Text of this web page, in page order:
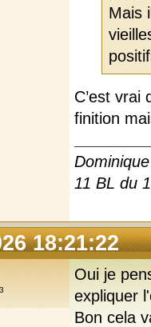
Mais
C’est vrai
finition
11 BL du
18:21:22
Oui je
expliquer
Bon cela